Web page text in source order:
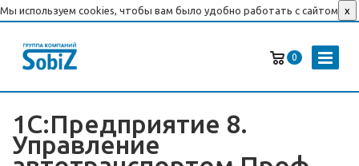
Мы используем cookies, чтобы вам было удобно работать с сайтом x
0
1С:Предприятие 8.
Управление